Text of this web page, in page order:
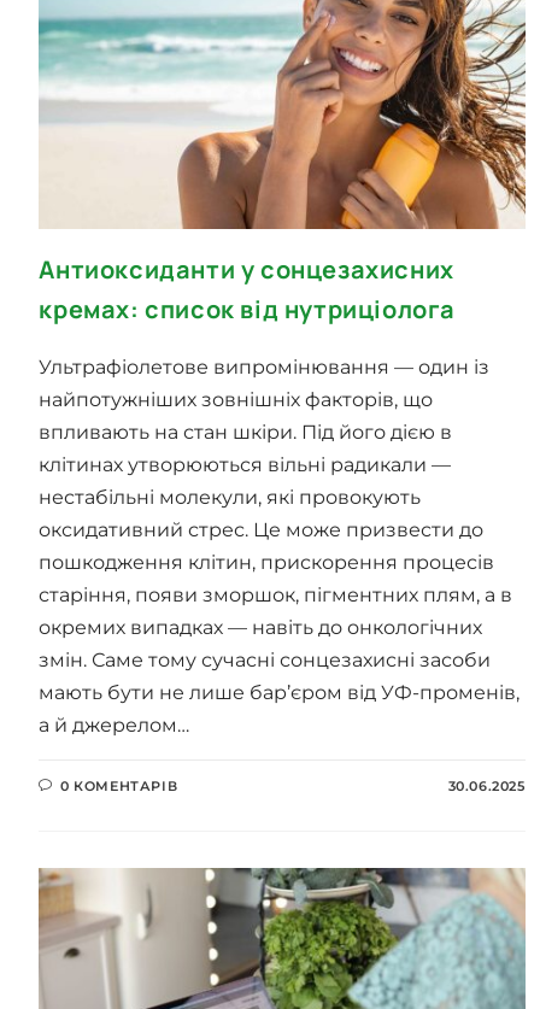
Антиоксиданти у сонцезахисних
кремах: список від нутриціолога
Ультрафіолетове випромінювання — один із
найпотужніших зовнішніх факторів, що
впливають на стан шкіри. Під його дією в
клітинах утворюються вільні радикали —
нестабільні молекули, які провокують
оксидативний стрес. Це може призвести до
пошкодження клітин, прискорення процесів
старіння, появи зморшок, пігментних плям, а в
окремих випадках — навіть до онкологічних
змін. Саме тому сучасні сонцезахисні засоби
мають бути не лише бар’єром від УФ-променів,
а й джерелом…
0 КОМЕНТАРІВ 30.06.2025